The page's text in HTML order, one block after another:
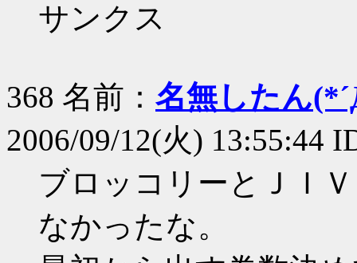
サンクス
368 名前： 名無したん
2006/09/12(火) 13:55:44
ブロッコリーとＪＩ
なかったな。